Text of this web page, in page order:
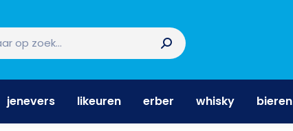
jenevers likeuren erber whisky bieren